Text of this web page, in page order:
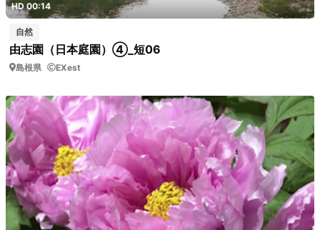
HD 00:14
自然
由志園（日本庭園）④_短06
島根県 EXest